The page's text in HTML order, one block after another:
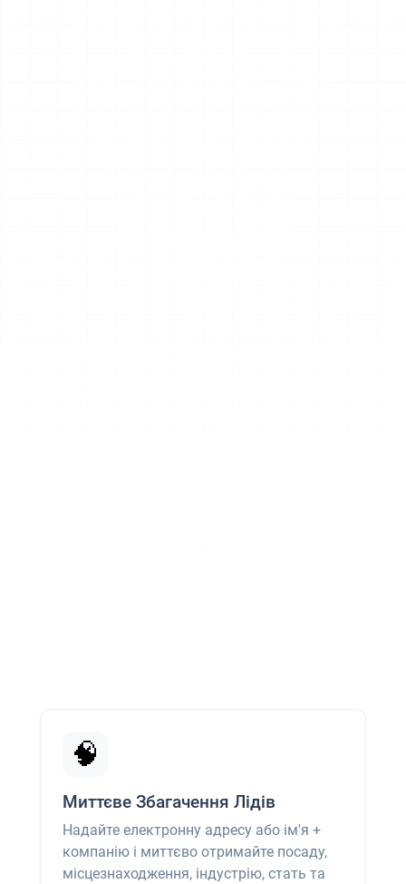
🧠
Миттєве Збагачення Лідів
Надайте електронну адресу або ім'я +
компанію і миттєво отримайте посаду,
місцезнаходження, індустрію, стать та